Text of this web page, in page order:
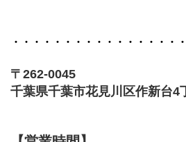
・・・・・・・・・・・・・・・・
〒262-0045
千葉県千葉市花見川区作新台4